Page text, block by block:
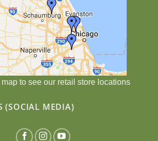
to see our retail store locations
(SOCIAL MEDIA)